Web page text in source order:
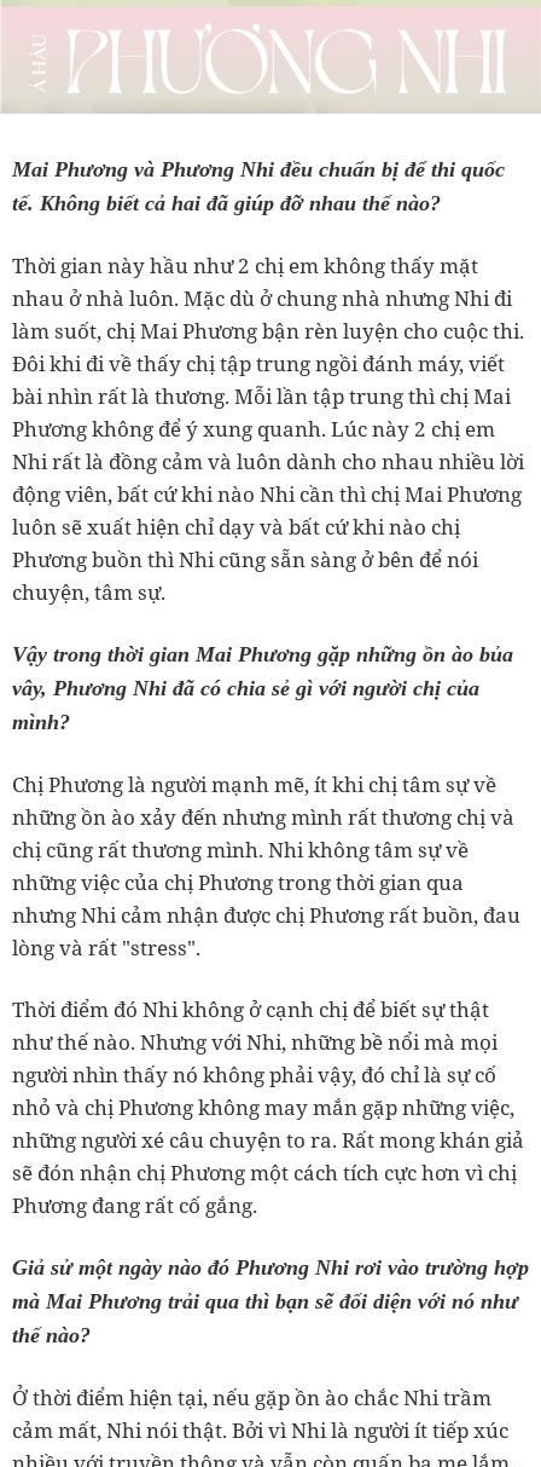
Mai Phương và Phương Nhi đều chuẩn bị để thi quốc
tế. Không biết cả hai đã giúp đỡ nhau thế nào?
Thời gian này hầu như 2 chị em không thấy mặt
nhau ở nhà luôn. Mặc dù ở chung nhà nhưng Nhi đi
làm suốt, chị Mai Phương bận rèn luyện cho cuộc thi.
Đôi khi đi về thấy chị tập trung ngồi đánh máy, viết
bài nhìn rất là thương. Mỗi lần tập trung thì chị Mai
Phương không để ý xung quanh. Lúc này 2 chị em
Nhi rất là đồng cảm và luôn dành cho nhau nhiều lời
động viên, bất cứ khi nào Nhi cần thì chị Mai Phương
luôn sẽ xuất hiện chỉ dạy và bất cứ khi nào chị
Phương buồn thì Nhi cũng sẵn sàng ở bên để nói
chuyện, tâm sự.
Vậy trong thời gian Mai Phương gặp những ồn ào bủa
vây, Phương Nhi đã có chia sẻ gì với người chị của
mình?
Chị Phương là người mạnh mẽ, ít khi chị tâm sự về
những ồn ào xảy đến nhưng mình rất thương chị và
chị cũng rất thương mình. Nhi không tâm sự về
những việc của chị Phương trong thời gian qua
nhưng Nhi cảm nhận được chị Phương rất buồn, đau
lòng và rất "stress".
Thời điểm đó Nhi không ở cạnh chị để biết sự thật
như thế nào. Nhưng với Nhi, những bề nổi mà mọi
người nhìn thấy nó không phải vậy, đó chỉ là sự cố
nhỏ và chị Phương không may mắn gặp những việc,
những người xé câu chuyện to ra. Rất mong khán giả
sẽ đón nhận chị Phương một cách tích cực hơn vì chị
Phương đang rất cố gắng.
Giả sử một ngày nào đó Phương Nhi rơi vào trường hợp
mà Mai Phương trải qua thì bạn sẽ đối diện với nó như
thế nào?
Ở thời điểm hiện tại, nếu gặp ồn ào chắc Nhi trầm
cảm mất, Nhi nói thật. Bởi vì Nhi là người ít tiếp xúc